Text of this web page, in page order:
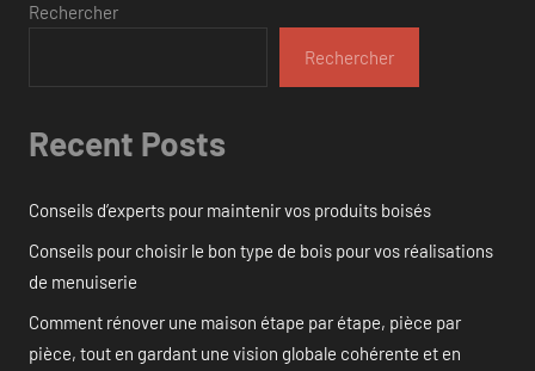
Rechercher
Rechercher
Recent Posts
Conseils d’experts pour maintenir vos produits boisés
Conseils pour choisir le bon type de bois pour vos réalisations
de menuiserie
Comment rénover une maison étape par étape, pièce par
pièce, tout en gardant une vision globale cohérente et en